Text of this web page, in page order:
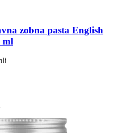
zobna pasta English
ml